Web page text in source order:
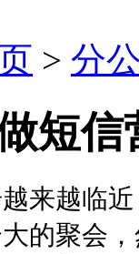
> 分
短信
来越临
的聚会